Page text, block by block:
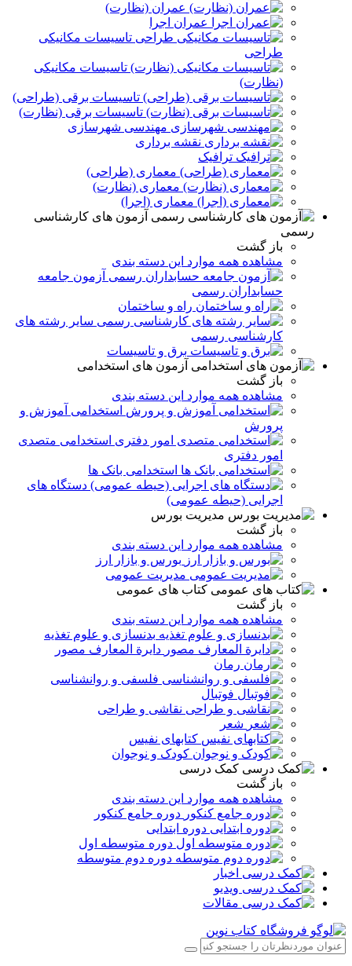
عمران (نظارت)
عمران اجرا
تاسیسات مکانیکی
طراحی
تاسیسات مکانیکی
(نظارت)
تاسیسات برقی (طراحی)
تاسیسات برقی (نظارت)
مهندسی شهرسازی
نقشه برداری
ترافیک
معماری (طراحی)
معماری (نظارت)
معماری (اجرا)
آزمون های کارشناسی
رسمی
باز گشت
مشاهده همه موارد این دسته بندی
آزمون جامعه
حسابداران رسمی
راه و ساختمان
سایر رشته های
کارشناسی رسمی
برق و تاسيسات
آزمون های استخدامی
باز گشت
مشاهده همه موارد این دسته بندی
استخدامی آموزش و
پرورش
استخدامی متصدی
امور دفتری
استخدامی بانک ها
دستگاه های
اجرایی (حیطه عمومی)
مدیریت بورس
باز گشت
مشاهده همه موارد این دسته بندی
بورس و بازار ارز
مدیریت عمومی
کتاب های عمومی
باز گشت
مشاهده همه موارد این دسته بندی
بدنسازی و علوم تغذیه
دایرة المعارف مصور
رمان
فلسفی و روانشناسی
فوتبال
نقاشی و طراحی
شعر
کتابهای نفیس
کودک و نوجوان
کمک درسی
باز گشت
مشاهده همه موارد این دسته بندی
دوره جامع کنکور
دوره ابتدایی
دوره متوسطه اول
دوره دوم متوسطه
اخبار
ویدیو
مقالات